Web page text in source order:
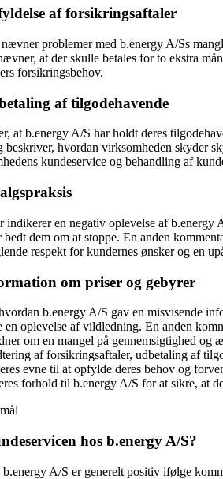
af forsikringsaftaler
problemer med b.energy A/Ss
at der skulle betales for to ekstra
forsikringsbehov.
af tilgodehavende
at b.energy A/S har holdt deres
beskriver, hvordan virksomheden skyder
kundeservice og behandling af
indikerer en negativ oplevelse af b.energy
bedt dem om at stoppe. En anden
respekt for kundernes ønsker og en
om priser og gebyrer
b.energy A/S gav en misvisende
oplevelse af vildledning. En anden
om en mangel på gennemsigtighed
af forsikringsaftaler, udbetaling af
evne til at opfylde deres behov og
forhold til b.energy A/S for at sikre, at
hos b.energy A/S?
A/S er generelt positiv ifølge